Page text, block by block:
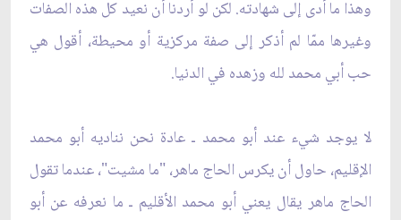
وهذا ما أدى إلى شهادته. لكن لو أردنا أن نعيد كل هذه الصفات
وغيرها ممّا لم أذكر إلى صفة مركزية أو محيطة، أقول هي
حب أبي محمد لله وزهده في الدنيا.
لا يوجد شيء عند أبو محمد ـ عادة نحن نناديه أبو محمد
الإقليم، حاول أن يكرس الحاج ماهر، "ما مشيت"، عندما تقول
الحاج ماهر يقال يعني أبو محمد الأقليم ـ ما نعرفه عن أبو